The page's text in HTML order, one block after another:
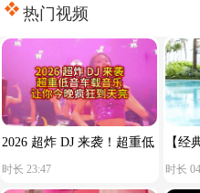
彦航热门视频
2026 超炸 DJ 来袭！超重低
音车载音乐，让你今晚疯狂
时长 23:47
【经
star】
时长